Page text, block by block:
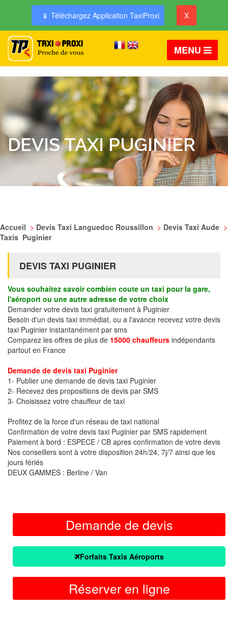
📱 Téléchargez Application TaxiProxi X
MENU
DEVIS TAXI PUGINIER
Accueil > Devis Taxi Languedoc Roussillon > Devis Taxi Aude >
Taxis Puginier
DEVIS TAXI PUGINIER
Vous souhaitez savoir combien coute un taxi pour la gare,
l'aéroport ou une autre adresse de votre choix
Demander votre devis taxi gratuitement à Puginier
Besoin d'un devis taxi immédiat, ou a l'avance recevez votre devis
taxi Puginier instantanément par sms
Comparez les offres de plus de 15000 chauffeurs indépendants
partout en France
Demande de devis taxi Puginier
1- Publier une demande de devis taxi Puginier
2- Recevez des propositions de devis par SMS
3- Choisissez votre chauffeur de taxi
Profitez de la force d'un réseau de taxi national
Confirmation de votre devis taxi Puginier par SMS rapidement
Paiement à bord : ESPECE / CB apres confirmation de votre devis
Nos conseillers sont à votre disposition 24h/24, 7j/7 ainsi que les
jours fériés
DEUX GAMMES : Berline / Van
Demande de devis
Forfaits Taxis Aéroports
Réserver en ligne